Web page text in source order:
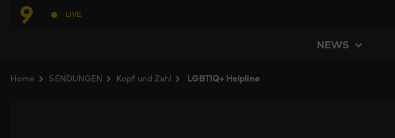
LIVE
NEWS
Home SENDUNGEN Kopf und Zahl LGBTIQ+ Helpline